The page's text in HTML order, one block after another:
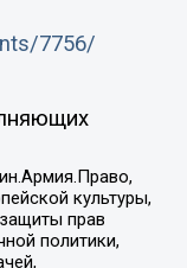
7756/
культуры,
прав
политики,